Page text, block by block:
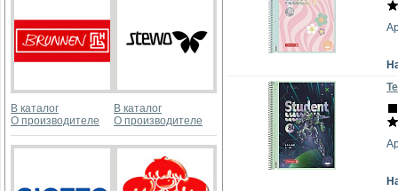
В каталог
О производителе
В каталог
О производителе